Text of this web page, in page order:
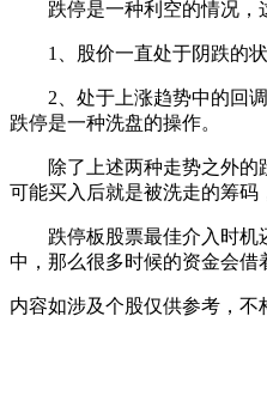
跌停是一种利空的情况，这
1、股价一直处于阴跌的状
2、处于上涨趋势中的回调
跌停是一种洗盘的操作。
除了上述两种走势之外的跌
可能买入后就是被洗走的筹码
跌停板股票最佳介入时机还
中，那么很多时候的资金会借
内容如涉及个股仅供参考，不